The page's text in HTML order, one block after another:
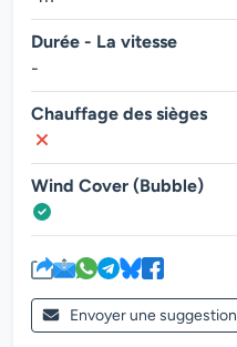
Durée - La vitesse
-
Chauffage des sièges
Wind Cover (Bubble)
Envoyer une suggestion